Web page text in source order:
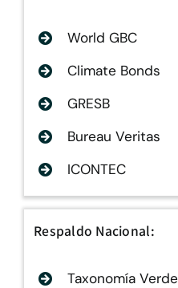
World GBC
Climate Bonds
GRESB
Bureau Veritas
ICONTEC
Respaldo Nacional:
Taxonomía Verde